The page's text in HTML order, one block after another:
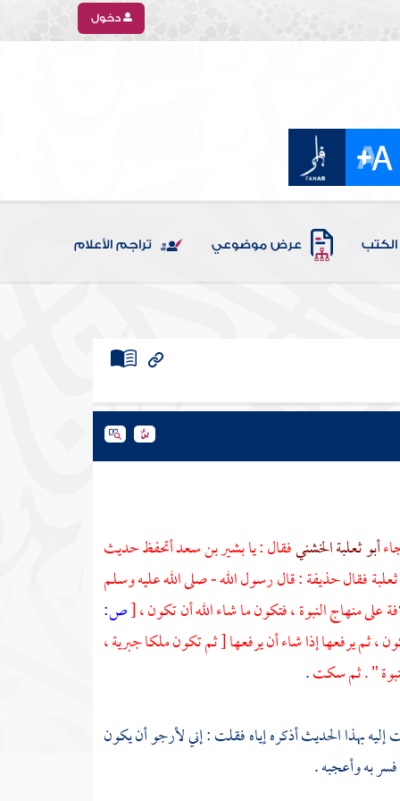
دخول
الكتب عرض موضوعي تراجم الأعلام
أبو ثعلبة الخشنيفقال : يابشير بن سعدأتحفظ حديث
فقالحذيفة: قال رسول الله - صلى الله عليه وسلم
على منهاج النبوة ، فتكون ما شاء الله أن تكون ،[ص:
، ثم يرفعها إذا شاء أن يرفعها [ ثم تكون ملكا جبرية ،
" . ثم سكت.
بهذا الحديث أذكره إياه فقلت : إني لأرجو أن يكون
فسر به وأعجبه .